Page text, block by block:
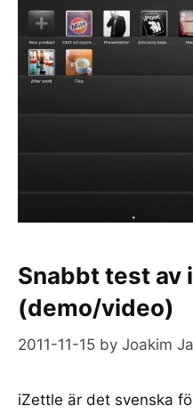
Snabbt test av
(demo/video)
2011-11-15 by Joakim
iZettle är det svenska